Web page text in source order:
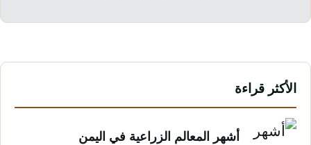
الأكثر قراءة
أشهر المعالم الزراعية في اليمن